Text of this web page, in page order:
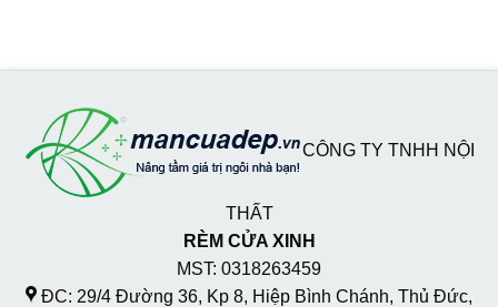
CÔNG TY TNHH NỘI
THẤT
RÈM CỬA XINH
MST: 0318263459
ĐC: 29/4 Đường 36, Kp 8, Hiệp Bình Chánh, Thủ Đức,